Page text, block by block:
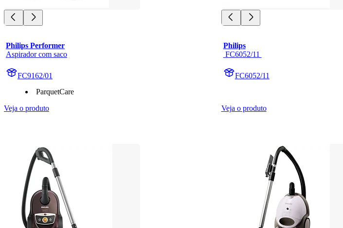
Philips Performer
Aspirador com saco
FC9162/01
ParquetCare
Veja o produto
Philips
FC6052/11
FC6052/11
Veja o produto